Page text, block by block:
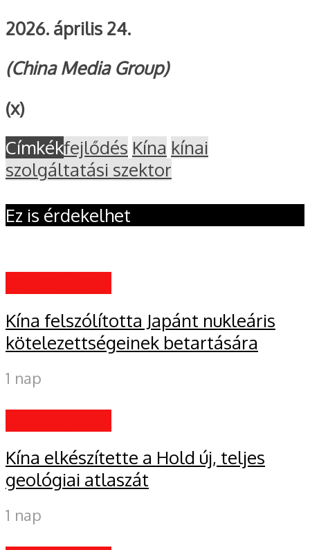
2026. április 24.
(China Media Group)
(x)
Címkékfejlődés Kína kínai
szolgáltatási szektor
Ez is érdekelhet
Kína felszólította Japánt nukleáris
kötelezettségeinek betartására
1 nap
Kína elkészítette a Hold új, teljes
geológiai atlaszát
1 nap